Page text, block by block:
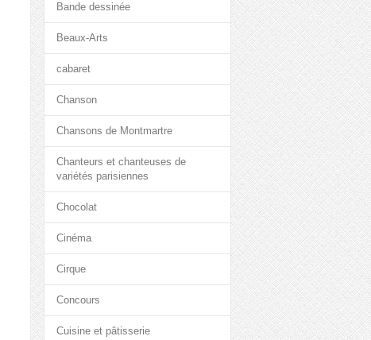
Bande dessinée
Beaux-Arts
cabaret
Chanson
Chansons de Montmartre
Chanteurs et chanteuses de
variétés parisiennes
Chocolat
Cinéma
Cirque
Concours
Cuisine et pâtisserie